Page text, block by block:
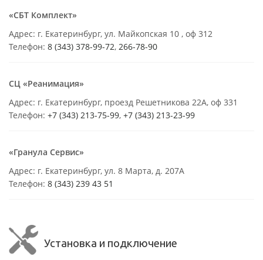
«СБТ Комплект»
Адрес: г. Екатеринбург, ул. Майкопская 10 , оф 312
Телефон: 8 (343) 378-99-72, 266-78-90
СЦ «Реанимация»
Адрес: г. Екатеринбург, проезд Решетникова 22А, оф 331
Телефон: +7 (343) 213-75-99, +7 (343) 213-23-99
«Гранула Сервис»
Адрес: г. Екатеринбург, ул. 8 Марта, д. 207А
Телефон: 8 (343) 239 43 51
Установка и подключение